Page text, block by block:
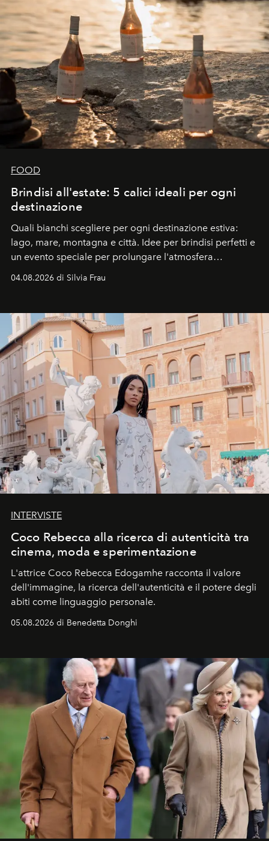
FOOD
Brindisi all'estate: 5 calici ideali per ogni
destinazione
Quali bianchi scegliere per ogni destinazione estiva:
lago, mare, montagna e città. Idee per brindisi perfetti e
un evento speciale per prolungare l'atmosfera
04.08.2026 di Silvia Frau
INTERVISTE
Coco Rebecca alla ricerca di autenticità tra
cinema, moda e sperimentazione
L'attrice Coco Rebecca Edogamhe racconta il valore
dell'immagine, la ricerca dell'autenticità e il potere degli
abiti come linguaggio personale.
05.08.2026 di Benedetta Donghi